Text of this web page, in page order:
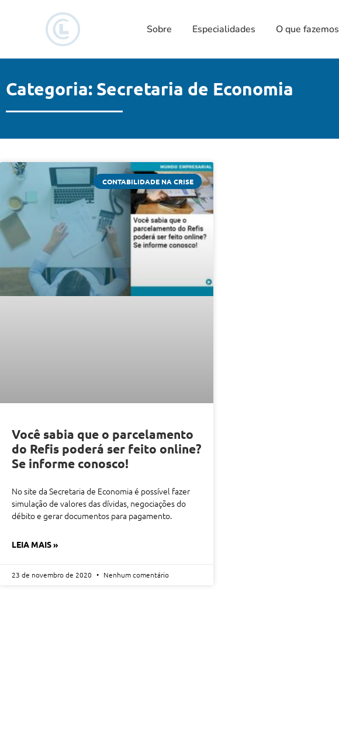
Sobre Especialidades O que fazemos
Categoria: Secretaria de Economia
CONTABILIDADE NA CRISE
Você sabia que o parcelamento
do Refis poderá ser feito online?
Se informe conosco!
No site da Secretaria de Economia é possível fazer
simulação de valores das dívidas, negociações do
débito e gerar documentos para pagamento.
LEIA MAIS »
23 de novembro de 2020 Nenhum comentário